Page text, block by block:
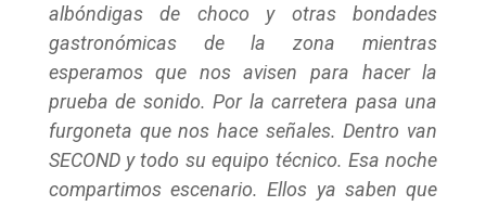
albóndigas de choco y otras bondades
gastronómicas de la zona mientras
esperamos que nos avisen para hacer la
prueba de sonido. Por la carretera pasa una
furgoneta que nos hace señales. Dentro van
SECOND y todo su equipo técnico. Esa noche
compartimos escenario. Ellos ya saben que